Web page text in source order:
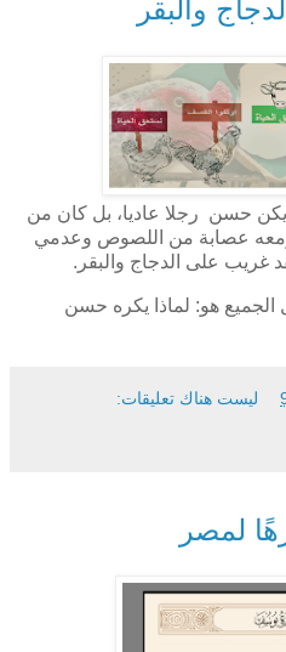
والبقر
حسن رجلا عاديا، بل كان من
عصابة من اللصوص وعدمي
غريب على الدجاج والبقر.
هو: لماذا يكره حسن
ليست هناك تعليقات:
لمصر